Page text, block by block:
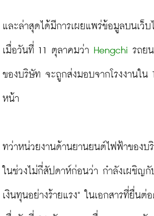
และล่าสุดได้มีการเผยแพร่ข้อมูลบนเว็
เมื่อวันที่ 11 ตุลาคมว่า Hengchi รถย
ของบริษัท จะถูกส่งมอบจากโรงงานใน
หน้า
ทว่าหน่วยงานด้านยานยนต์ไฟฟ้าของบ
ในช่วงไม่กี่สัปดาห์ก่อนว่า กำลังเผชิญ
เงินทุนอย่างร้ายแรง" ในเอกสารที่ยื่นต่